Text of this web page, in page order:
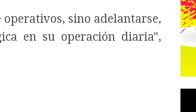
sino adelantarse,
en su operación diaria",